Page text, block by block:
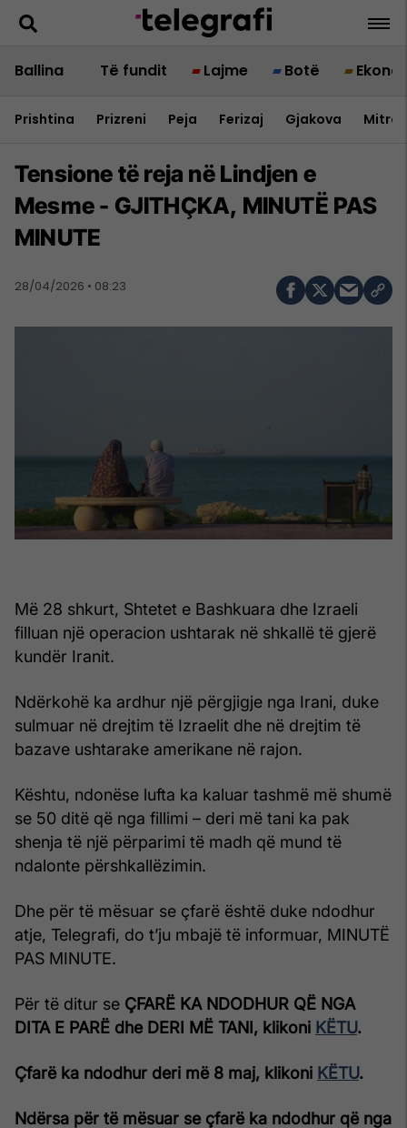
Ballina Të fundit Lajme Botë
Prishtina Prizreni Peja Ferizaj Gjakova
Tensione të reja në Lindjen e
Mesme - GJITHÇKA, MINUTË PAS
MINUTE
28/04/2026 • 08:23
Më 28 shkurt, Shtetet e Bashkuara dhe Izraeli
filluan një operacion ushtarak në shkallë të gjerë
kundër Iranit.
Ndërkohë ka ardhur një përgjigje nga Irani, duke
sulmuar në drejtim të Izraelit dhe në drejtim të
bazave ushtarake amerikane në rajon.
Kështu, ndonëse lufta ka kaluar tashmë më shumë
se 50 ditë që nga fillimi – deri më tani ka pak
shenja të një përparimi të madh që mund të
ndalonte përshkallëzimin.
Dhe për të mësuar se çfarë është duke ndodhur
atje, Telegrafi, do t’ju mbajë të informuar, MINUTË
PAS MINUTE.
Për të ditur se ÇFARË KA NDODHUR QË NGA
DITA E PARË dhe DERI MË TANI, klikoni KËTU.
Çfarë ka ndodhur deri më 8 maj, klikoni KËTU.
Ndërsa për të mësuar se çfarë ka ndodhur që nga